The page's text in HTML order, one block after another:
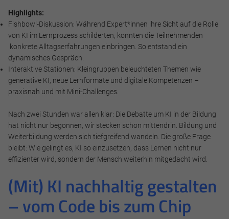
Highlights:
Fishbowl-Diskussion: Während Expert*innen ihre Sicht auf die Rolle
von KI im Lernprozess schilderten, konnten die Teilnehmenden
konkrete Alltagserfahrungen einbringen. So entstand ein
dynamisches Gespräch.
Interaktive Stationen: Kleingruppen beleuchteten Themen wie
generative KI, neue Lernformate und digitale Kompetenzen –
praxisnah und mit Mini-Challenges.
Nach zwei Stunden war allen klar: Die Debatte um KI in der Bildung
hat nicht nur begonnen, wir stecken schon mittendrin. Bildung und
Weiterbildung werden sich tiefgreifend wandeln. Die große Frage
bleibt: Wie gelingt es, KI so einzusetzen, dass Lernen nicht nur
effizienter wird, sondern der Mensch weiterhin mitgedacht wird.
(Mit) KI nachhaltig gestalten
– vom Code bis zum Chip